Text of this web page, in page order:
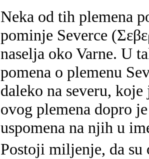
Neka od tih plemena
pominje Severce
naselja oko Varne. U
pomena o plemenu
daleko na severu,
ovog plemena dopro
uspomena na njih u
Postoji miljenje, da